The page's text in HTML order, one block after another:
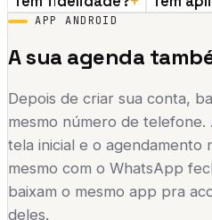
APP ANDROID
A sua agenda
Depois de criar sua conta,
mesmo número de telefone.
tela inicial e o agendamento
mesmo com o WhatsApp
baixam o mesmo app pra
deles.